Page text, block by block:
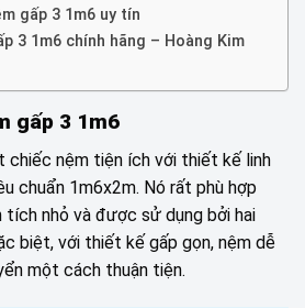
gấp 3 1m6 uy tín
3 1m6 chính hãng – Hoàng Kim
gấp 3 1m6
chiếc nệm tiện ích với thiết kế linh
chuẩn 1m6x2m. Nó rất phù hợp
tích nhỏ và được sử dụng bởi hai
biệt, với thiết kế gấp gọn, nệm dễ
một cách thuận tiện.